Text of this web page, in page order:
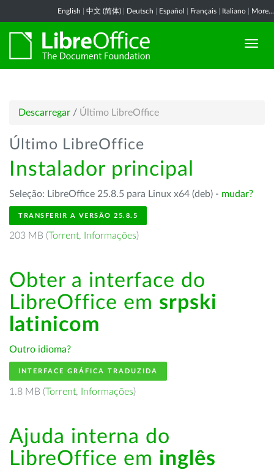
English 中文 (简体) Deutsch Español Français Italiano More...
Descarregar / Último LibreOffice
Último LibreOffice
Instalador principal
Seleção: LibreOffice 25.8.5 para Linux x64 (deb) - mudar?
TRANSFERIR A VERSÃO 25.8.5
203 MB (Torrent, Informações)
Obter a interface do
LibreOffice em srpski
latinicom
Outro idioma?
INTERFACE GRÁFICA TRADUZIDA
1.8 MB (Torrent, Informações)
Ajuda interna do
LibreOffice em inglês